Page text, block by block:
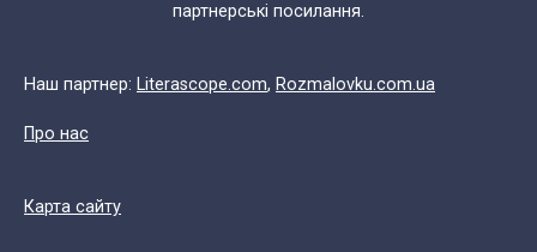
партнерські посилання.
Наш партнер: Literascope.com, Rozmalovku.com.ua
Про нас
Карта сайту